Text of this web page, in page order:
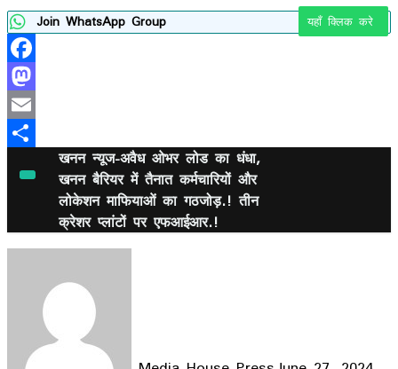
Join WhatsApp Group यहाँ क्लिक करे
Facebook
Mastodon
Email
खनन न्यूज-अवैध ओभर लोड का धंधा,
खनन बैरियर में तैनात कर्मचारियों और
लोकेशन माफियाओं का गठजोड़.! तीन
क्रेशर प्लांटों पर एफआईआर.!